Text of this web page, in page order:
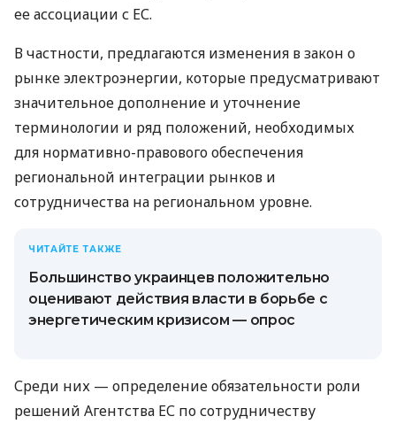
ее ассоциации с ЕС.
В частности, предлагаются изменения в закон о
рынке электроэнергии, которые предусматривают
значительное дополнение и уточнение
терминологии и ряд положений, необходимых
для нормативно-правового обеспечения
региональной интеграции рынков и
сотрудничества на региональном уровне.
ЧИТАЙТЕ ТАКЖЕ
Большинство украинцев положительно
оценивают действия власти в борьбе с
энергетическим кризисом — опрос
Среди них — определение обязательности роли
решений Агентства ЕС по сотрудничеству